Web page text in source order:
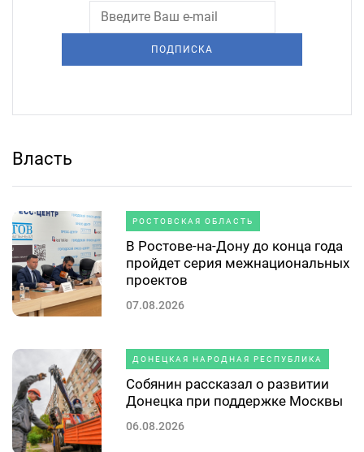
ПОДПИСКА
Власть
РОСТОВСКАЯ ОБЛАСТЬ
В Ростове-на-Дону до конца года
пройдет серия межнациональных
проектов
07.08.2026
ДОНЕЦКАЯ НАРОДНАЯ РЕСПУБЛИКА
Собянин рассказал о развитии
Донецка при поддержке Москвы
06.08.2026